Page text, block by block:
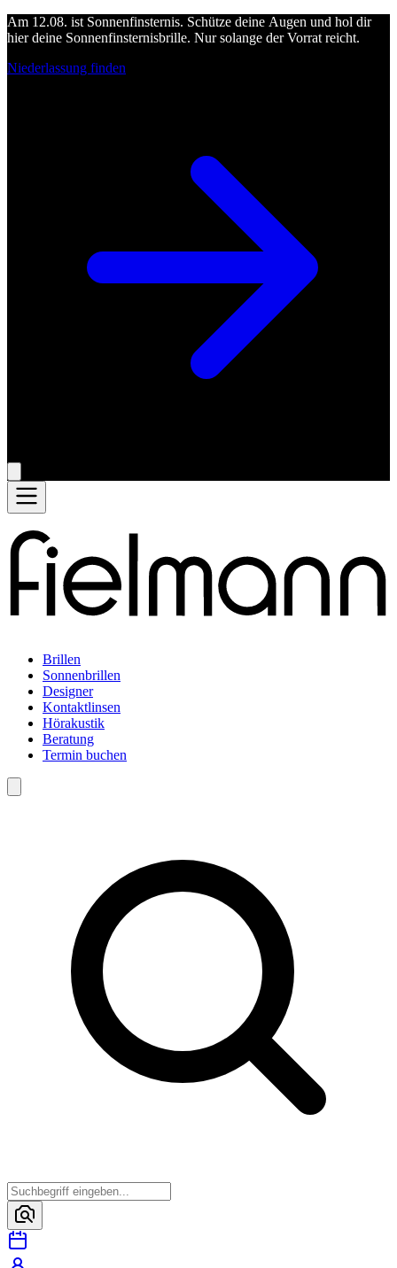
Am 12.08. ist Sonnenfinsternis. Schütze deine Augen und hol dir
hier deine Sonnenfinsternisbrille. Nur solange der Vorrat reicht.
Niederlassung finden
Brillen
Sonnenbrillen
Designer
Kontaktlinsen
Hörakustik
Beratung
Termin buchen